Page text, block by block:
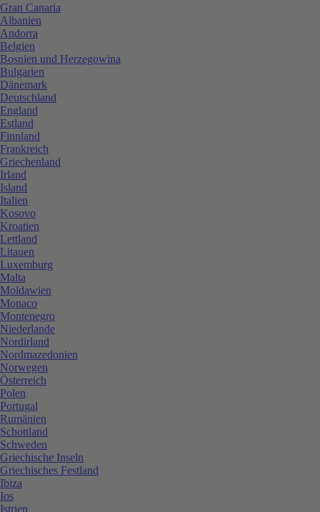
Gran Canaria
Albanien
Andorra
Belgien
Bosnien und Herzegowina
Bulgarien
Dänemark
Deutschland
England
Estland
Finnland
Frankreich
Griechenland
Irland
Island
Italien
Kosovo
Kroatien
Lettland
Litauen
Luxemburg
Malta
Moldawien
Monaco
Montenegro
Niederlande
Nordirland
Nordmazedonien
Norwegen
Österreich
Polen
Portugal
Rumänien
Schottland
Schweden
Griechische Inseln
Griechisches Festland
Ibiza
Ios
Istrien